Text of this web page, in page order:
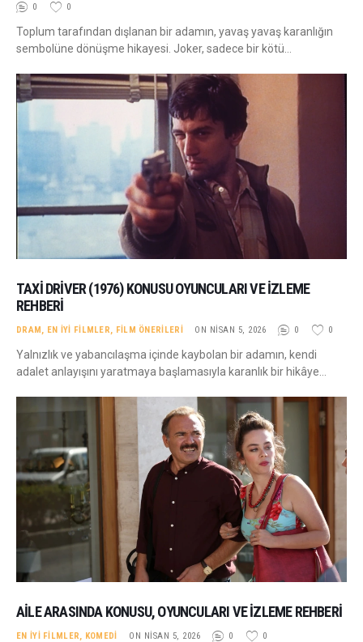
0 0
Toplum tarafından dışlanan bir adamın, yavaş yavaş karanlığın
sembolüne dönüşme hikayesi. Joker, sadece bir kötü…
TAXI DRIVER (1976) KONUSU OYUNCULARI VE İZLEME
REHBERI
DRAM, EN İYI FILMLER, FILM ÖNERILERI ON NISAN 5, 2026 0 0
Yalnızlık ve yabancılaşma içinde kaybolan bir adamın, kendi
adalet anlayışını yaratmaya başlamasıyla karanlık bir hikâye…
AILE ARASINDA KONUSU, OYUNCULARI VE İZLEME REHBERI
EN İYI FILMLER, KOMEDI ON NISAN 5, 2026 0 0